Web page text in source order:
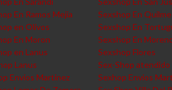
En Ramos Mejia Sexshop En
en Olivos Sexshop En
En Moron Sexshop En
en Lanus Sexshop Flores
Lanus Sex-Shop
Envios Martinez Sexhop Envios